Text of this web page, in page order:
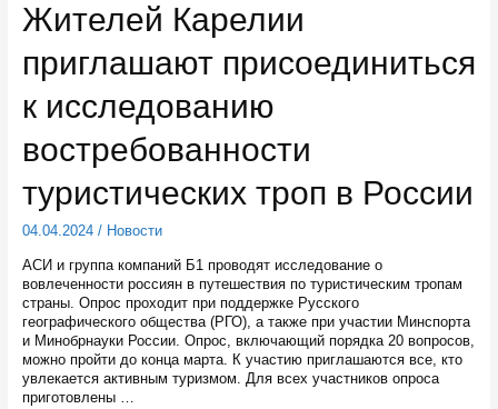
апреля
Карелии
на
«Россия»
Луминайне
помощница
карельского
Морозца
Жителей Карелии
приглашают присоединиться
к исследованию
востребованности
туристических троп в России
04.04.2024/ Новости
АСИ и группа компаний Б1 проводят исследование о
вовлеченности россиян в путешествия по туристическим тропам
страны. Опрос проходит при поддержке Русского
географического общества (РГО), а также при участии Минспорта
и Минобрнауки России. Опрос, включающий порядка 20 вопросов,
можно пройти до конца марта. К участию приглашаются все, кто
увлекается активным туризмом. Для всех участников опроса
приготовлены …